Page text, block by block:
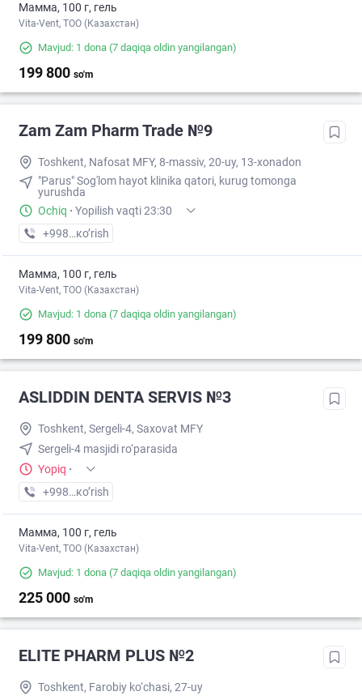
Мамма, 100 г, гель
Vita-Vent, TOO (Казахстан)
Mavjud: 1 dona (7 daqiqa oldin yangilangan)
199 800 so'm
Zam Zam Pharm Trade №9
Toshkent, Nafosat MFY, 8-massiv, 20-uy, 13-xonadon
"Parus" Sog'lom hayot klinika qatori, kurug tomonga
yurushda
Ochiq · Yopilish vaqti 23:30
+998 (94) XXX-XX-XX
кo’rish
Мамма, 100 г, гель
Vita-Vent, TOO (Казахстан)
Mavjud: 1 dona (7 daqiqa oldin yangilangan)
199 800 so'm
ASLIDDIN DENTA SERVIS №3
Toshkent, Sergeli-4, Saxovat MFY
Sergeli-4 masjidi ro‘parasida
Yopiq ·
+998 (99) XXX-XX-XX
кo’rish
Мамма, 100 г, гель
Vita-Vent, TOO (Казахстан)
Mavjud: 1 dona (7 daqiqa oldin yangilangan)
225 000 so'm
ELITE PHARM PLUS №2
Toshkent, Farobiy ko‘chasi, 27-uy